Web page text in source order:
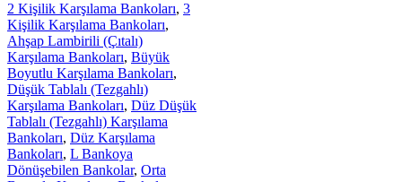
2 Kişilik Karşılama Bankoları, 3
Kişilik Karşılama Bankoları,
Ahşap Lambirili (Çıtalı)
Karşılama Bankoları, Büyük
Boyutlu Karşılama Bankoları,
Düşük Tablalı (Tezgahlı)
Karşılama Bankoları, Düz Düşük
Tablalı (Tezgahlı) Karşılama
Bankoları, Düz Karşılama
Bankoları, L Bankoya
Dönüşebilen Bankolar, Orta